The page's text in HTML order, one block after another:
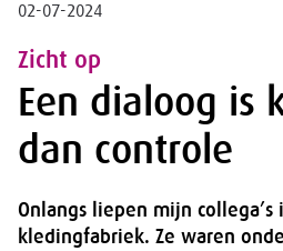
02-07-2024
Zicht op
Een dialoog is
dan controle
Onlangs liepen mijn collega’s
kledingfabriek. Ze waren